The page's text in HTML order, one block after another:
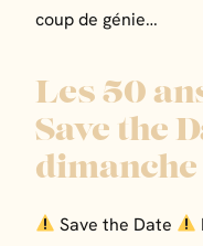
coup de génie…
Les 50
Save the
Save the Date